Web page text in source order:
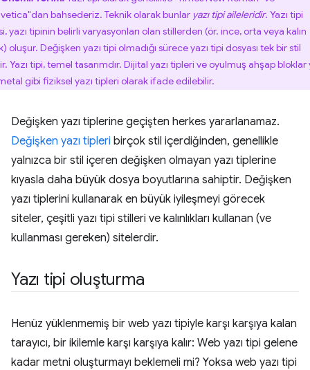
bahsederiz. Teknik olarak bunlar yazı tipi aileleridir. Yazı tipi
yazı tipinin belirli varyasyonları olan stillerden (ör. ince, orta veya kalın
oluşur. Değişken yazı tipi olmadığı sürece yazı tipi dosyası tek bir stil
Yazı tipi, temel tasarımdır. Dijital yazı tipleri ve oyulmuş ahşap bloklar
gibi fiziksel yazı tipleri olarak ifade edilebilir.
Değişken yazı tiplerine geçişten herkes yararlanamaz.
Değişken yazı tipleri birçok stil içerdiğinden, genellikle
yalnızca bir stil içeren değişken olmayan yazı tiplerine
kıyasla daha büyük dosya boyutlarına sahiptir. Değişken
yazı tiplerini kullanarak en büyük iyileşmeyi görecek
siteler, çeşitli yazı tipi stilleri ve kalınlıkları kullanan (ve
kullanması gereken) sitelerdir.
Yazı tipi oluşturma
Henüz yüklenmemiş bir web yazı tipiyle karşı karşıya kalan
tarayıcı, bir ikilemle karşı karşıya kalır: Web yazı tipi gelene
kadar metni oluşturmayı beklemeli mi? Yoksa web yazı tipi